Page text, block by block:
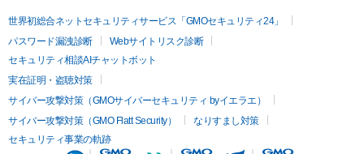
世界初総合ネットセキュリティサービス「GMOセキュリティ24」
パスワード漏洩診断
Webサイトリスク診断
セキュリティ相談AIチャットボット
実在証明・盗聴対策
サイバー攻撃対策（GMOサイバーセキュリティ byイエラエ）
サイバー攻撃対策（GMO Flatt Security）
なりすまし対策
セキュリティ事業の軌跡